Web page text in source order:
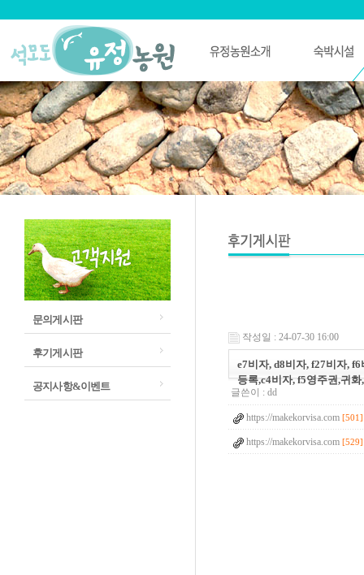
문의게시판
후기게시판
공지사항&이벤트
작성일 : 24-07-30 16:00
e7비자, d8비자, f27비자,
등록,c4비자, f5영주권,귀
글쓴이 : dd
https://makekorvisa.com [501]
https://makekorvisa.com [529]